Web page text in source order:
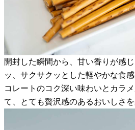
開封した瞬間から、甘い香りが感
ッ、サクサクッとした軽やかな食
コレートのコク深い味わいとカラ
て、とても贅沢感のあるおいしさを